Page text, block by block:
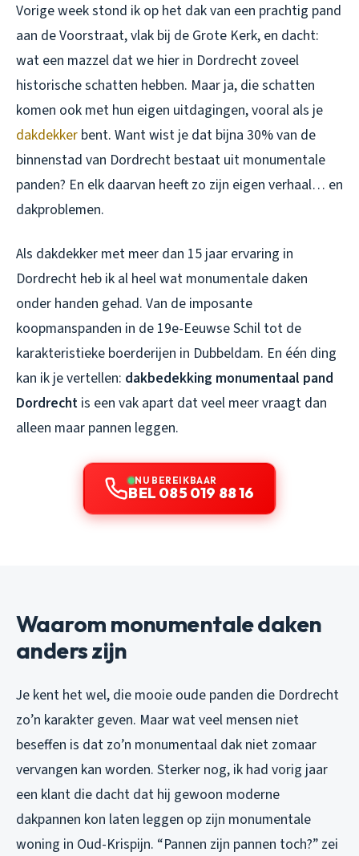
Vorige week stond ik op het dak van een prachtig pand
aan de Voorstraat, vlak bij de Grote Kerk, en dacht:
wat een mazzel dat we hier in Dordrecht zoveel
historische schatten hebben. Maar ja, die schatten
komen ook met hun eigen uitdagingen, vooral als je
dakdekker bent. Want wist je dat bijna 30% van de
binnenstad van Dordrecht bestaat uit monumentale
panden? En elk daarvan heeft zo zijn eigen verhaal… en
dakproblemen.
Als dakdekker met meer dan 15 jaar ervaring in
Dordrecht heb ik al heel wat monumentale daken
onder handen gehad. Van de imposante
koopmanspanden in de 19e-Eeuwse Schil tot de
karakteristieke boerderijen in Dubbeldam. En één ding
kan ik je vertellen: dakbedekking monumentaal pand
Dordrecht is een vak apart dat veel meer vraagt dan
alleen maar pannen leggen.
NU BEREIKBAAR
BEL 085 019 88 16
Waarom monumentale daken
anders zijn
Je kent het wel, die mooie oude panden die Dordrecht
zo’n karakter geven. Maar wat veel mensen niet
beseffen is dat zo’n monumentaal dak niet zomaar
vervangen kan worden. Sterker nog, ik had vorig jaar
een klant die dacht dat hij gewoon moderne
dakpannen kon laten leggen op zijn monumentale
woning in Oud-Krispijn. “Pannen zijn pannen toch?” zei